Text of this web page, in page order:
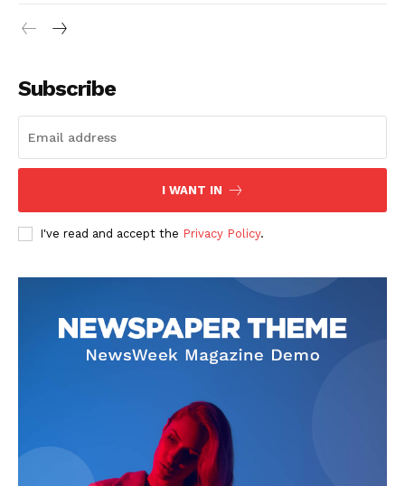
Subscribe
I WANT IN
I've read and accept the Privacy Policy.